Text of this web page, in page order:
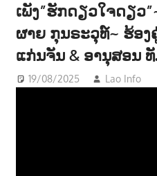
ລ
ະ
ຂໍ້
ນ
ເພັງ”ຮັກດຽວໃຈດຽວ
ຜາຍ ກຸນຣະວຸທ໌~ ຮ້ອ
ແກ່ນຈັນ & ອານຸສອນ
19/08/2025 Lao Info